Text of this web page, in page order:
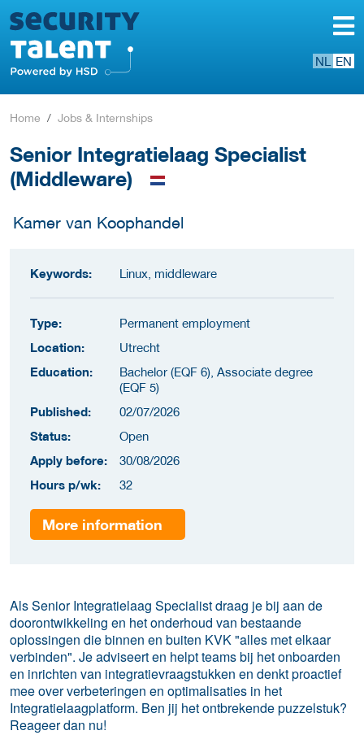
NL EN
Home Jobs & Internships
Senior Integratielaag Specialist
(Middleware)
Kamer van Koophandel
Keywords: Linux, middleware
Type:
Permanent employment
Location:
Utrecht
Education:
Bachelor (EQF 6), Associate degree
(EQF 5)
Published:
02/07/2026
Status:
Open
Apply before:
30/08/2026
Hours p/wk:
32
More information
Als Senior Integratielaag Specialist draag je bij aan de
doorontwikkeling en het onderhoud van bestaande
oplossingen die binnen en buiten KVK "alles met elkaar
verbinden". Je adviseert en helpt teams bij het onboarden
en inrichten van integratievraagstukken en denkt proactief
mee over verbeteringen en optimalisaties in het
Integratielaagplatform. Ben jij het ontbrekende puzzelstuk?
Reageer dan nu!